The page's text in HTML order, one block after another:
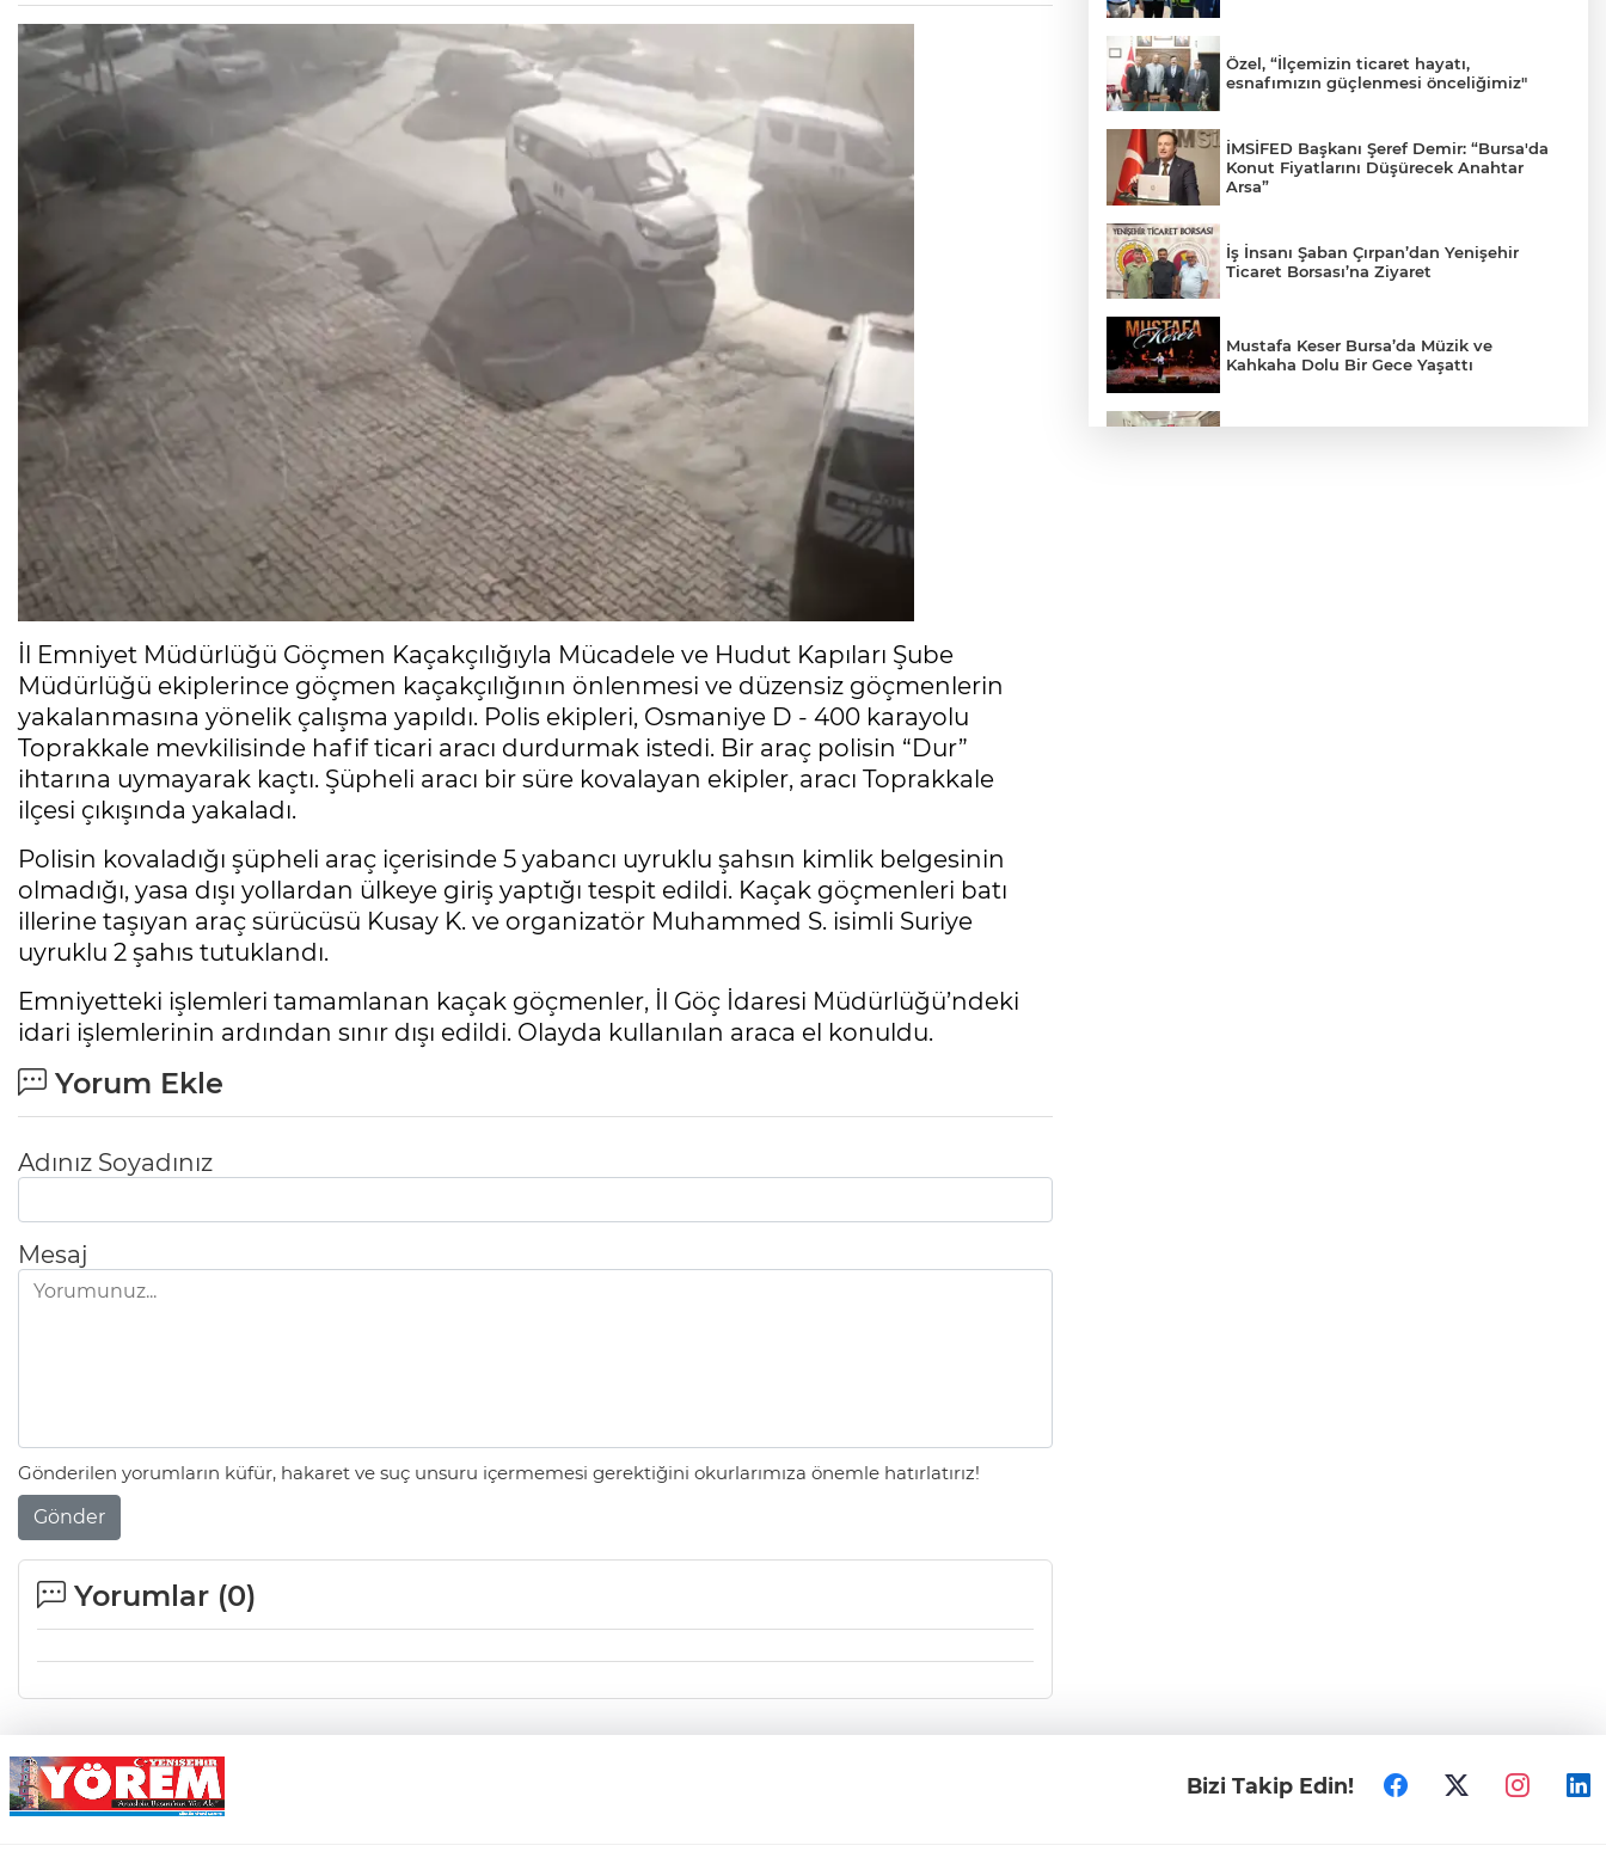
İl Emniyet Müdürlüğü Göçmen Kaçakçılığıyla Mücadele ve Hudut Kapıları Şube
Müdürlüğü ekiplerince göçmen kaçakçılığının önlenmesi ve düzensiz göçmenlerin
yakalanmasına yönelik çalışma yapıldı. Polis ekipleri, Osmaniye D - 400 karayolu
Toprakkale mevkilisinde hafif ticari aracı durdurmak istedi. Bir araç polisin “Dur”
ihtarına uymayarak kaçtı. Şüpheli aracı bir süre kovalayan ekipler, aracı Toprakkale
ilçesi çıkışında yakaladı.
Polisin kovaladığı şüpheli araç içerisinde 5 yabancı uyruklu şahsın kimlik belgesinin
olmadığı, yasa dışı yollardan ülkeye giriş yaptığı tespit edildi. Kaçak göçmenleri batı
illerine taşıyan araç sürücüsü Kusay K. ve organizatör Muhammed S. isimli Suriye
uyruklu 2 şahıs tutuklandı.
Emniyetteki işlemleri tamamlanan kaçak göçmenler, İl Göç İdaresi Müdürlüğü’ndeki
idari işlemlerinin ardından sınır dışı edildi. Olayda kullanılan araca el konuldu.
Yorum Ekle
Adınız Soyadınız
Mesaj
Gönderilen yorumların küfür, hakaret ve suç unsuru içermemesi gerektiğini okurlarımıza önemle hatırlatırız!
Gönder
Yorumlar (0)
Özel, “İlçemizin ticaret hayatı,
esnafımızın güçlenmesi önceliğimiz"
İMSİFED Başkanı Şeref Demir: “Bursa'da
Konut Fiyatlarını Düşürecek Anahtar
Arsa”
İş İnsanı Şaban Çırpan’dan Yenişehir
Ticaret Borsası’na Ziyaret
Mustafa Keser Bursa’da Müzik ve
Kahkaha Dolu Bir Gece Yaşattı
Bizi Takip Edin!